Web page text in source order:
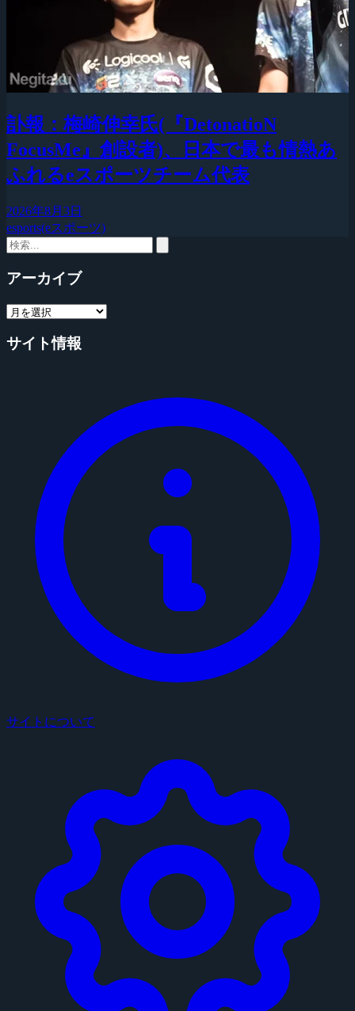
訃報：梅崎伸幸氏(『DetonatioN
FocusMe』創設者)、日本で最も情熱あ
ふれるeスポーツチーム代表
2026年8月3日
esports(eスポーツ)
アーカイブ
サイト情報
サイトについて